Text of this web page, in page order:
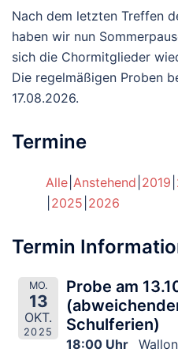
Nach dem letzten Treffen
haben wir nun
sich die Chormitglieder
Die regelmäßigen Proben
17.08.2026.
Termine
Alle Anstehend 2019
2025 2026
Termin
MO.
13
OKT.
2025
Probe am
Schulferien)
18:00 Uhr